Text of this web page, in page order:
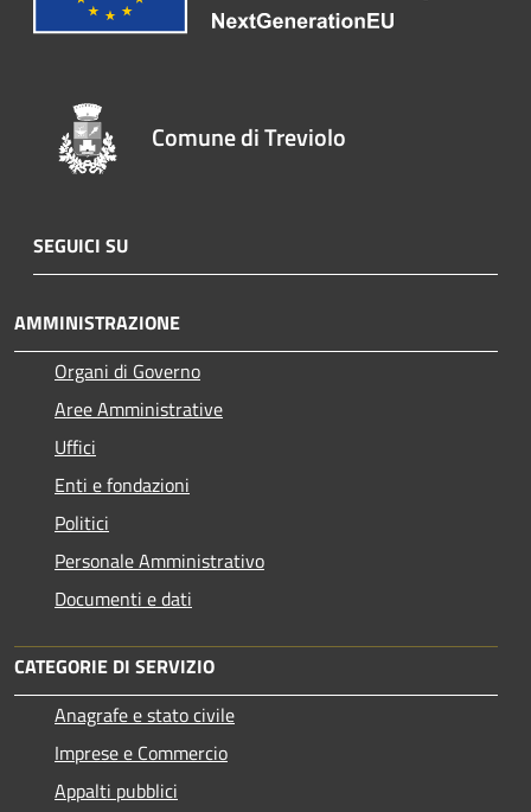
Comune di Treviolo
SEGUICI SU
AMMINISTRAZIONE
Organi di Governo
Aree Amministrative
Uffici
Enti e fondazioni
Politici
Personale Amministrativo
Documenti e dati
CATEGORIE DI SERVIZIO
Anagrafe e stato civile
Imprese e Commercio
Appalti pubblici